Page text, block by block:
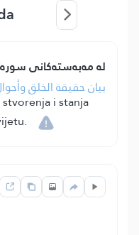
لە مەبەستەکانی
بيان حقيقة الخلق
i stanja